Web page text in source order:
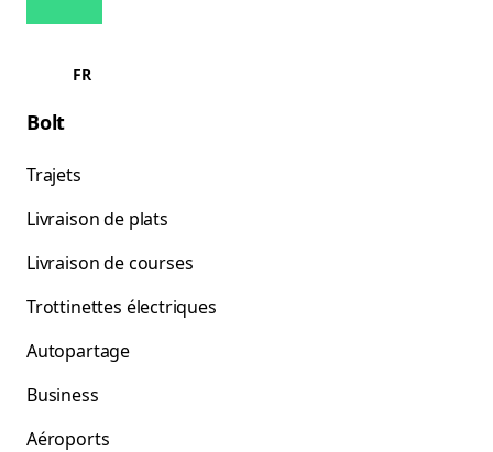
FR
Bolt
Trajets
Livraison de plats
Livraison de courses
Trottinettes électriques
Autopartage
Business
Aéroports